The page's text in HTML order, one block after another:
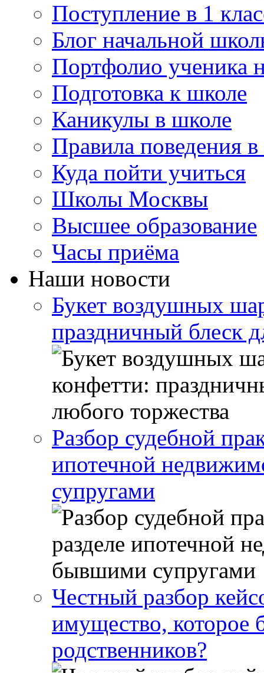
Поступление в 1
Блог начальной
Портфолио ученика
Подготовка к школе
Каникулы в школе
Правила поведения
Куда пойти учиться
Школы Москвы
Высшее образование
Часы приёма
Наши новости
Букет воздушных
праздничный блеск
Разбор судебной
ипотечной
супругами
Честный разбор
имущество, которое
родственников?